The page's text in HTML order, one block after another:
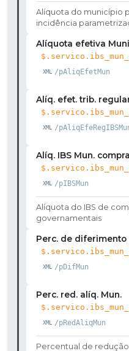
Alíquota do município
incidência
Alíquota efetiva
/pAliqEfetMun
Alíq. efet. trib.
/
Alíq. IBS Mun.
/pIBSMun
Alíquota do IBS de
governamentais
Perc. de diferimento
/pDifMun
Perc. red. alíq. Mun.
/pRedAliqMun
Percentual de